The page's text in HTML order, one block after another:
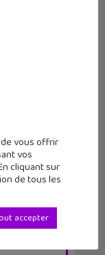
vous offrir
vos
cliquant sur
de tous les
accepter